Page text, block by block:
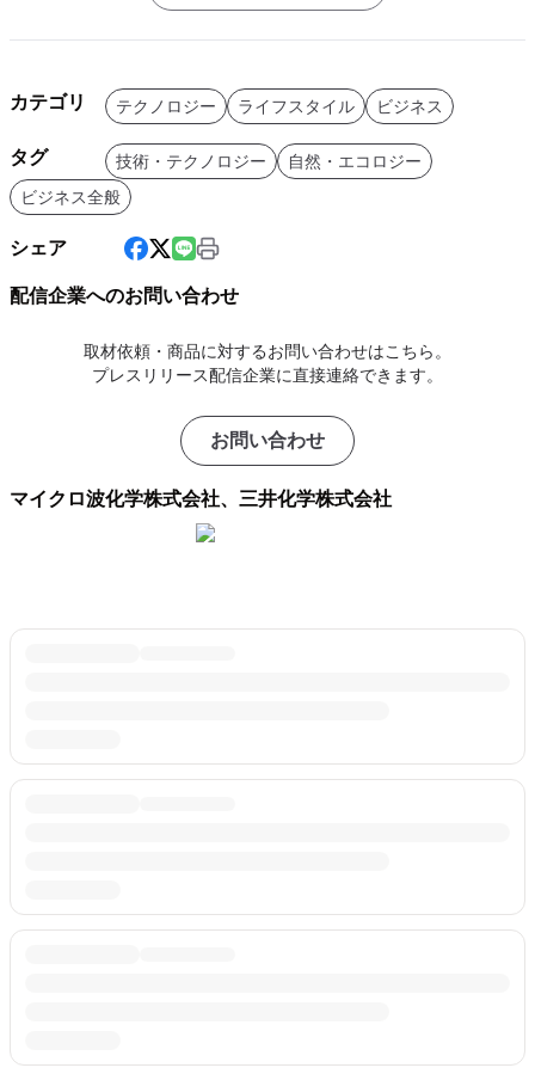
カテゴリ テクノロジー ライフスタイル ビジネス
タグ 技術・テクノロジー
自然・エコロジー
ビジネス全般
シェア
配信企業へのお問い合わせ
取材依頼・商品に対するお問い合わせはこちら。
プレスリリース配信企業に直接連絡できます。
お問い合わせ
マイクロ波化学株式会社、三井化学株式会社